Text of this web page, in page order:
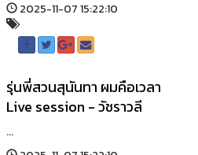
2025-11-07 15:22:10
รุ่นพี่สวนสุนันทา ผมคือเวลา
Live session - วัชราวลี
...